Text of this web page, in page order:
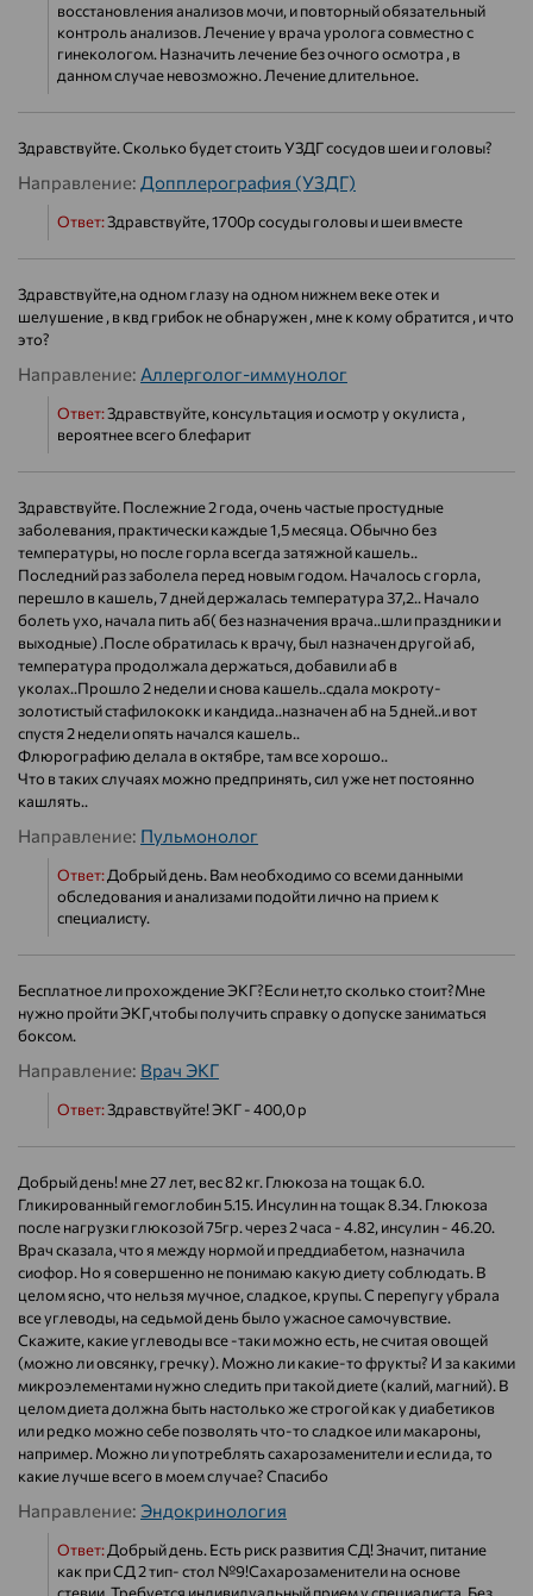
восстановления анализов мочи, и повторный обязательный
контроль анализов. Лечение у врача уролога совместно с
гинекологом. Назначить лечение без очного осмотра , в
данном случае невозможно. Лечение длительное.
Здравствуйте. Сколько будет стоить УЗДГ сосудов шеи и головы?
Направление: Допплерография (УЗДГ)
Ответ:Здравствуйте, 1700р сосуды головы и шеи вместе
Здравствуйте,на одном глазу на одном нижнем веке отек и
шелушение , в квд грибок не обнаружен , мне к кому обратится , и что
это?
Направление: Аллерголог-иммунолог
Ответ:Здравствуйте, консультация и осмотр у окулиста ,
вероятнее всего блефарит
Здравствуйте. Послежние 2 года, очень частые простудные
заболевания, практически каждые 1,5 месяца. Обычно без
температуры, но после горла всегда затяжной кашель..
Последний раз заболела перед новым годом. Началось с горла,
перешло в кашель, 7 дней держалась температура 37,2.. Начало
болеть ухо, начала пить аб( без назначения врача..шли праздники и
выходные) .После обратилась к врачу, был назначен другой аб,
температура продолжала держаться, добавили аб в
уколах..Прошло 2 недели и снова кашель..сдала мокроту-
золотистый стафилококк и кандида..назначен аб на 5 дней..и вот
спустя 2 недели опять начался кашель..
Флюрографию делала в октябре, там все хорошо..
Что в таких случаях можно предпринять, сил уже нет постоянно
кашлять..
Направление: Пульмонолог
Ответ:Добрый день. Вам необходимо со всеми данными
обследования и анализами подойти лично на прием к
специалисту.
Бесплатное ли прохождение ЭКГ?Если нет,то сколько стоит?Мне
нужно пройти ЭКГ,чтобы получить справку о допуске заниматься
боксом.
Направление: Врач ЭКГ
Ответ:Здравствуйте! ЭКГ - 400,0 р
Добрый день! мне 27 лет, вес 82 кг. Глюкоза на тощак 6.0.
Гликированный гемоглобин 5.15. Инсулин на тощак 8.34. Глюкоза
после нагрузки глюкозой 75гр. через 2 часа - 4.82, инсулин - 46.20.
Врач сказала, что я между нормой и преддиабетом, назначила
сиофор. Но я совершенно не понимаю какую диету соблюдать. В
целом ясно, что нельзя мучное, сладкое, крупы. С перепугу убрала
все углеводы, на седьмой день было ужасное самочувствие.
Скажите, какие углеводы все -таки можно есть, не считая овощей
(можно ли овсянку, гречку). Можно ли какие-то фрукты? И за какими
микроэлементами нужно следить при такой диете (калий, магний). В
целом диета должна быть настолько же строгой как у диабетиков
или редко можно себе позволять что-то сладкое или макароны,
например. Можно ли употреблять сахарозаменители и если да, то
какие лучше всего в моем случае? Спасибо
Направление: Эндокринология
Ответ:Добрый день. Есть риск развития СД! Значит, питание
как при СД 2 тип- стол №9!Сахарозаменители на основе